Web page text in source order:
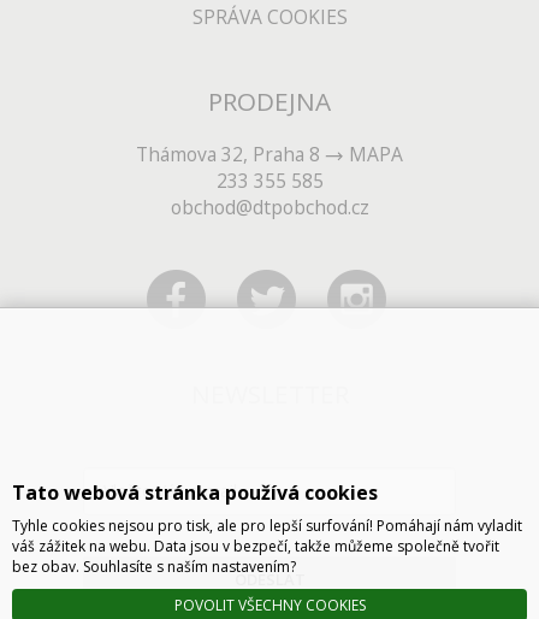
SPRÁVA COOKIES
PRODEJNA
Thámova 32, Praha 8
MAPA
233 355 585
obchod@dtpobchod.cz
Tato webová stránka používá cookies
Tyhle cookies nejsou pro tisk, ale pro lepší surfování! Pomáhají nám vyladit
váš zážitek na webu. Data jsou v bezpečí, takže můžeme společně tvořit
bez obav. Souhlasíte s naším nastavením?
POVOLIT VŠECHNY COOKIES